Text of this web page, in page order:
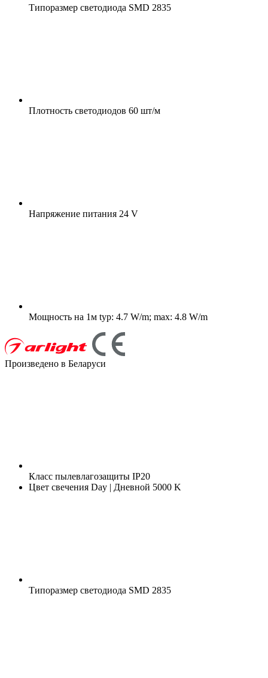
Типоразмер светодиода SMD 2835
Плотность светодиодов 60 шт/м
Напряжение питания 24 V
Мощность на 1м typ: 4.7 W/m; max: 4.8 W/m
Произведено в Беларуси
Класс пылевлагозащиты IP20
Цвет свечения Day | Дневной 5000 K
Типоразмер светодиода SMD 2835